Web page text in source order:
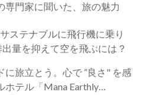
専門家に聞いた、旅の魅力
ステナブルに飛行機に乗り
量を抑えて空を飛ぶには？
に旅立とう。心で ”良さ" を感
ホテル「Mana Earthly